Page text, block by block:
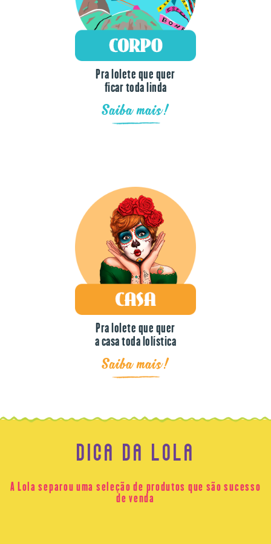
Pra lolete que quer
ficar toda linda
Saiba mais!
Pra lolete que quer
a casa toda lolística
Saiba mais!
DICA DA LOLA
A Lola separou uma seleção de produtos que são sucesso
de venda